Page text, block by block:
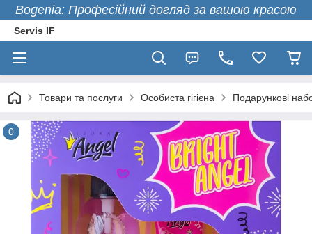
Bogenia: Професійний догляд за вашою красою
Servis IF
Товари та послуги Особиста гігієна Подарункові
0